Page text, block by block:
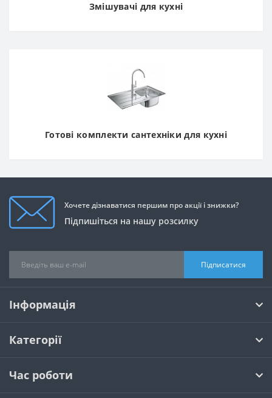
Змішувачі для кухні
Готові комплекти сантехніки для кухні
Хочете дізнаватися першим про акції і знижки?
Підпишіться на нашу розсилку
Підписатися
Інформація
Категорії
Час роботи